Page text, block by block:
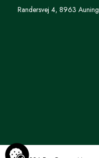
Randersvej 4, 8963 Auning